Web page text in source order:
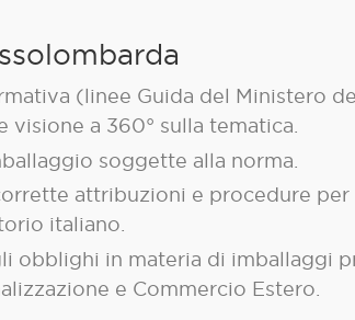
(linee Guida del Ministero
visione a 360° sulla tematica.
soggette alla norma.
attribuzioni e procedure
italiano.
obblighi in materia di imballaggi
e Commercio Estero.